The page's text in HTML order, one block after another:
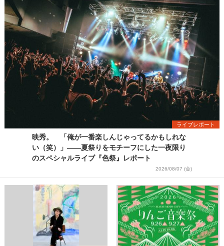
ライブレポート
映秀。 「俺が一番楽しんじゃってるかもしれな
い（笑）」――夏祭りをモチーフにした一夜限り
のスペシャルライブ『色祭』レポート
2026/08/07 (金)